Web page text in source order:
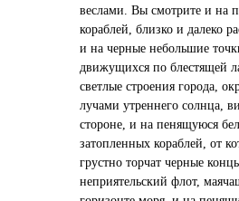
веслами. Вы смотрите и на
кораблей, близко и далеко
и на черные небольшие
движущихся по блестящей
светлые строения города,
лучами утреннего солнца,
стороне, и на пенящуюся
затопленных кораблей, от
грустно торчат черные
неприятельский флот,